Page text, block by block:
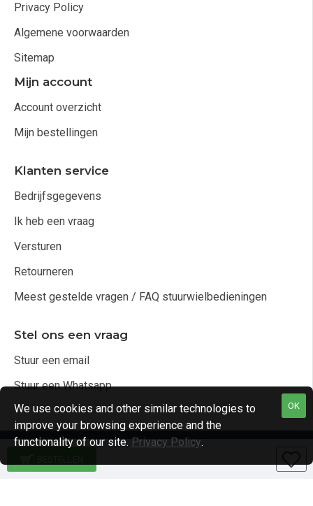
Privacy Policy
Algemene voorwaarden
Sitemap
Mijn account
Account overzicht
Mijn bestellingen
Klanten service
Bedrijfsgegevens
Ik heb een vraag
Versturen
Retourneren
Meest gestelde vragen / FAQ stuurwielbedieningen
Stel ons een vraag
Stuur een email
Stuur een Whatsapp
Copyright © 2021, Audio4cars Alle rechten voorbehouden
OK
We use cookies and other similar technologies to
improve your browsing experience and the
functionality of our site. Privacy Policy.